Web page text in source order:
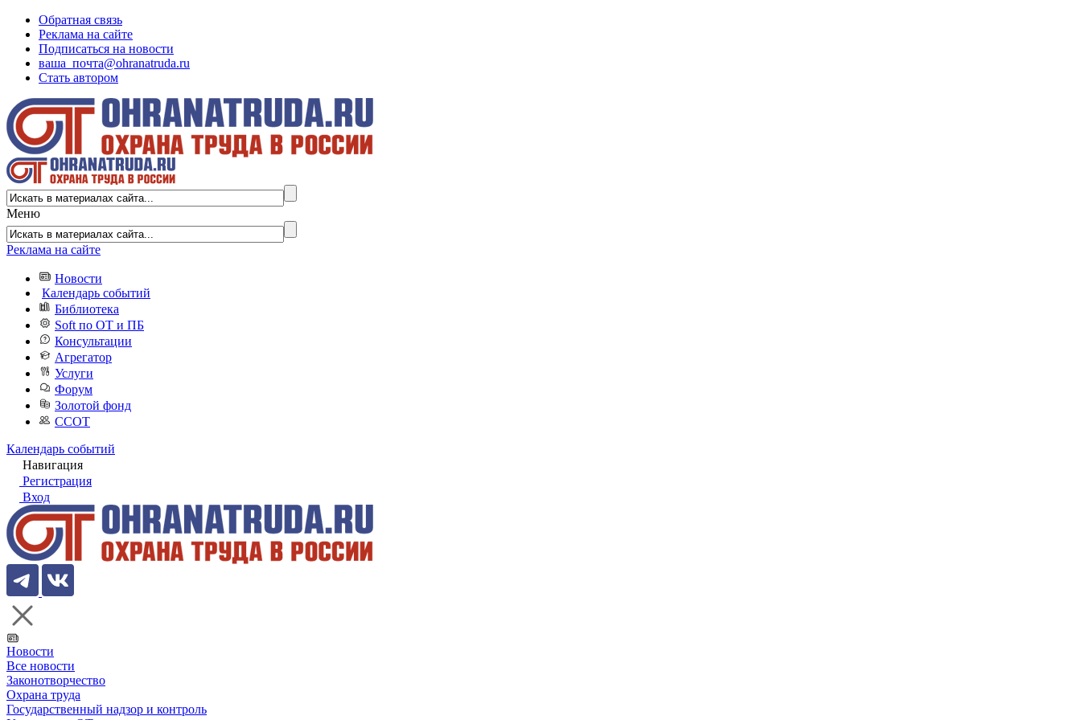
Обратная связь
Реклама на сайте
Подписаться на новости
ваша_почта@ohranatruda.ru
Стать автором
Меню
Реклама на сайте
Новости
Календарь событий
Библиотека
Soft по ОТ и ПБ
Консультации
Агрегатор
Услуги
Форум
Золотой фонд
ССОТ
Календарь событий
Навигация
Регистрация
Вход
Новости
Все новости
Законотворчество
Охрана труда
Государственный надзор и контроль